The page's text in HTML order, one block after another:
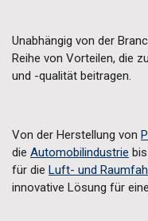
Unabhängig von der
Reihe von Vorteilen, die
und -qualität beitragen.
Von der Herstellung von
die Automobilindustrie
für die Luft- und
innovative Lösung für